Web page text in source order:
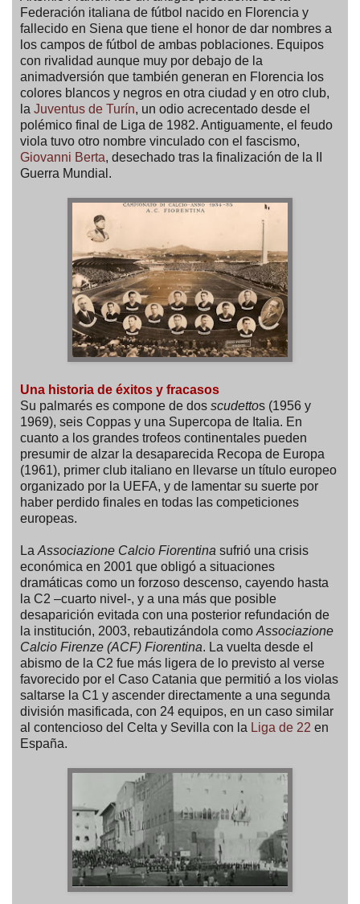
Federación italiana de fútbol nacido en Florencia y
fallecido en Siena que tiene el honor de dar nombres a
los campos de fútbol de ambas poblaciones. Equipos
con rivalidad aunque muy por debajo de la
animadversión que también generan en Florencia los
colores blancos y negros en otra ciudad y en otro club,
la Juventus de Turín, un odio acrecentado desde el
polémico final de Liga de 1982. Antiguamente, el feudo
viola tuvo otro nombre vinculado con el fascismo,
Giovanni Berta, desechado tras la finalización de la II
Guerra Mundial.
Una historia de éxitos y fracasos
Su palmarés es compone de dos scudettos (1956 y
1969), seis Coppas y una Supercopa de Italia. En
cuanto a los grandes trofeos continentales pueden
presumir de alzar la desaparecida Recopa de Europa
(1961), primer club italiano en llevarse un título europeo
organizado por la UEFA, y de lamentar su suerte por
haber perdido finales en todas las competiciones
europeas.
LaAssociazione Calcio Fiorentina sufrió una crisis
económica en 2001 que obligó a situaciones
dramáticas como un forzoso descenso, cayendo hasta
la C2 –cuarto nivel-, y a una más que posible
desaparición evitada con una posterior refundación de
la institución, 2003, rebautizándola comoAssociazione
Calcio Firenze (ACF) Fiorentina. La vuelta desde el
abismo de la C2 fue más ligera de lo previsto al verse
favorecido por el Caso Catania que permitió a los violas
saltarse la C1 y ascender directamente a una segunda
división masificada, con 24 equipos, en un caso similar
al contencioso del Celta y Sevilla con la Liga de 22 en
España.